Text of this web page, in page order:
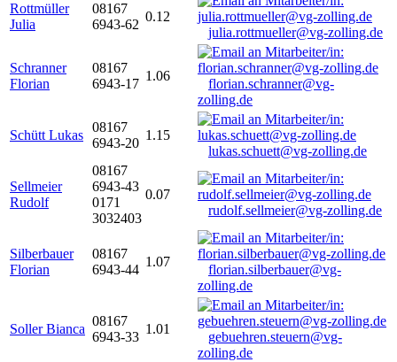
Rottmüller
Julia
08167
6943-62
0.12
julia.rottmueller@vg-zolling.de
Schranner
Florian
08167
6943-17
1.06
florian.schranner@vg-
zolling.de
Schütt Lukas
08167
6943-20
1.15
lukas.schuett@vg-zolling.de
Sellmeier
Rudolf
08167
6943-43
0171
3032403
0.07
rudolf.sellmeier@vg-zolling.de
Silberbauer
Florian
08167
6943-44
1.07
florian.silberbauer@vg-
zolling.de
Soller Bianca
08167
6943-33
1.01
gebuehren.steuern@vg-
zolling.de